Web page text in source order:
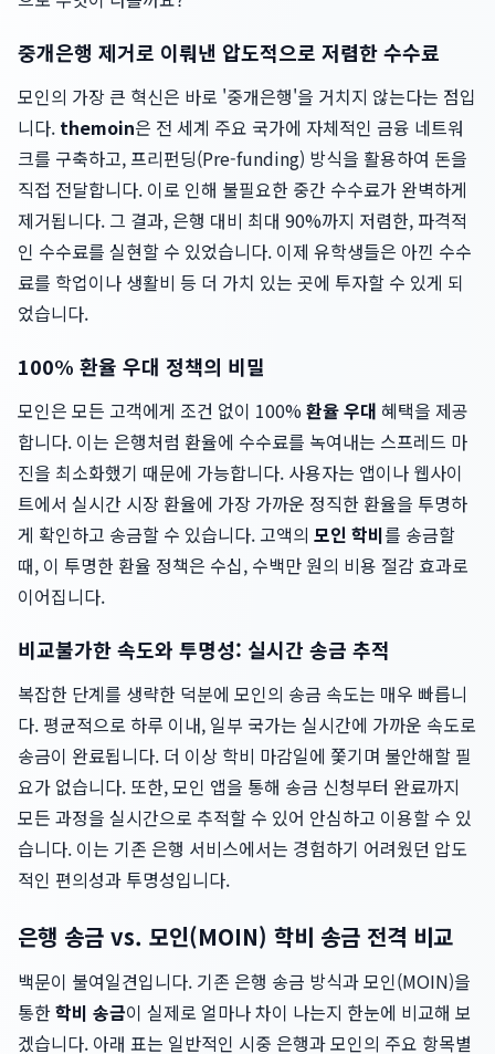
중개은행 제거로 이뤄낸 압도적으로 저렴한 수수료
모인의 가장 큰 혁신은 바로 '중개은행'을 거치지 않는다는 점입
니다. themoin은 전 세계 주요 국가에 자체적인 금융 네트워
크를 구축하고, 프리펀딩(Pre-funding) 방식을 활용하여 돈을
직접 전달합니다. 이로 인해 불필요한 중간 수수료가 완벽하게
제거됩니다. 그 결과, 은행 대비 최대 90%까지 저렴한, 파격적
인 수수료를 실현할 수 있었습니다. 이제 유학생들은 아낀 수수
료를 학업이나 생활비 등 더 가치 있는 곳에 투자할 수 있게 되
었습니다.
100% 환율 우대 정책의 비밀
모인은 모든 고객에게 조건 없이 100% 환율 우대 혜택을 제공
합니다. 이는 은행처럼 환율에 수수료를 녹여내는 스프레드 마
진을 최소화했기 때문에 가능합니다. 사용자는 앱이나 웹사이
트에서 실시간 시장 환율에 가장 가까운 정직한 환율을 투명하
게 확인하고 송금할 수 있습니다. 고액의 모인 학비를 송금할
때, 이 투명한 환율 정책은 수십, 수백만 원의 비용 절감 효과로
이어집니다.
비교불가한 속도와 투명성: 실시간 송금 추적
복잡한 단계를 생략한 덕분에 모인의 송금 속도는 매우 빠릅니
다. 평균적으로 하루 이내, 일부 국가는 실시간에 가까운 속도로
송금이 완료됩니다. 더 이상 학비 마감일에 쫓기며 불안해할 필
요가 없습니다. 또한, 모인 앱을 통해 송금 신청부터 완료까지
모든 과정을 실시간으로 추적할 수 있어 안심하고 이용할 수 있
습니다. 이는 기존 은행 서비스에서는 경험하기 어려웠던 압도
적인 편의성과 투명성입니다.
은행 송금 vs. 모인(MOIN) 학비 송금 전격 비교
백문이 불여일견입니다. 기존 은행 송금 방식과 모인(MOIN)을
통한학비 송금이 실제로 얼마나 차이 나는지 한눈에 비교해 보
겠습니다. 아래 표는 일반적인 시중 은행과 모인의 주요 항목별